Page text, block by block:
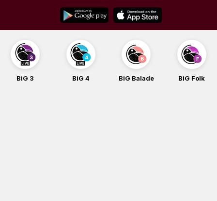
content
BiG 3 BiG 4 BiG Balade BiG Folk